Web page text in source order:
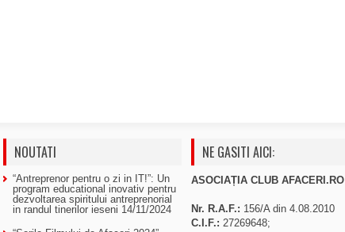
NOUTATI
“Antreprenor pentru o zi in IT!”: Un
program educational inovativ pentru
dezvoltarea spiritului antreprenorial
in randul tinerilor ieseni 14/11/2024
NE GASITI AICI:
ASOCIAȚIA CLUB AFACERI.RO
Nr. R.A.F.: 156/A din 4.08.2010
C.I.F.: 27269648;